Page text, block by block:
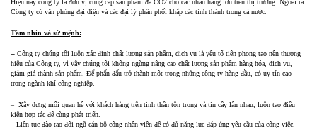
Hiện nay công ty là đơn vị cung cấp sản phẩm đá CO2 cho các nhãn hàng lớn trên thị trường. Ngoài ra
Công ty có văn phòng đại diện và các đại lý phân phối khắp các tỉnh thành trong cả nước.
Tầm nhìn và sứ mệnh:
– Công ty chúng tôi luôn xác định chất lượng sản phẩm, dịch vụ là yếu tố tiên phong tạo nên thương
hiệu của Công ty, vì vậy chúng tôi không ngừng nâng cao chất lượng sản phẩm hàng hóa, dịch vụ,
giảm giá thành sản phẩm. Để phấn đấu trở thành một trong những công ty hàng đầu, có uy tín cao
trong ngành khí công nghiệp.
– Xây dựng mối quan hệ với khách hàng trên tinh thần tôn trọng và tin cậy lẫn nhau, luôn tạo điều
kiện hợp tác để cùng phát triển.
– Liên tục đào tạo đội ngũ cán bộ công nhân viên để có đủ năng lực đáp ứng yêu cầu của công việc.